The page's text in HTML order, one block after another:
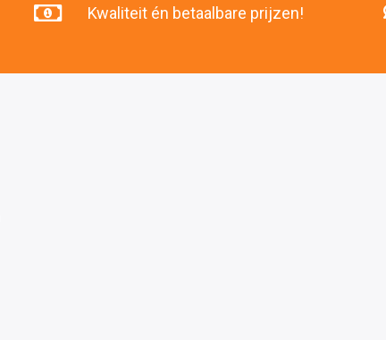
Kwaliteit én betaalbare prijzen!